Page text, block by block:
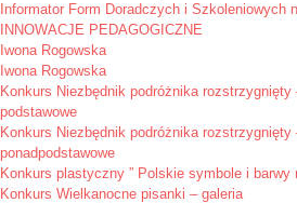
Informator Form Doradczych i Szkoleniowych
INNOWACJE PEDAGOGICZNE
Iwona Rogowska
Iwona Rogowska
Konkurs Niezbędnik podróżnika rozstrzygnięty
podstawowe
Konkurs Niezbędnik podróżnika rozstrzygnięty
ponadpodstawowe
Konkurs plastyczny ” Polskie symbole i barwy
Konkurs Wielkanocne pisanki – galeria